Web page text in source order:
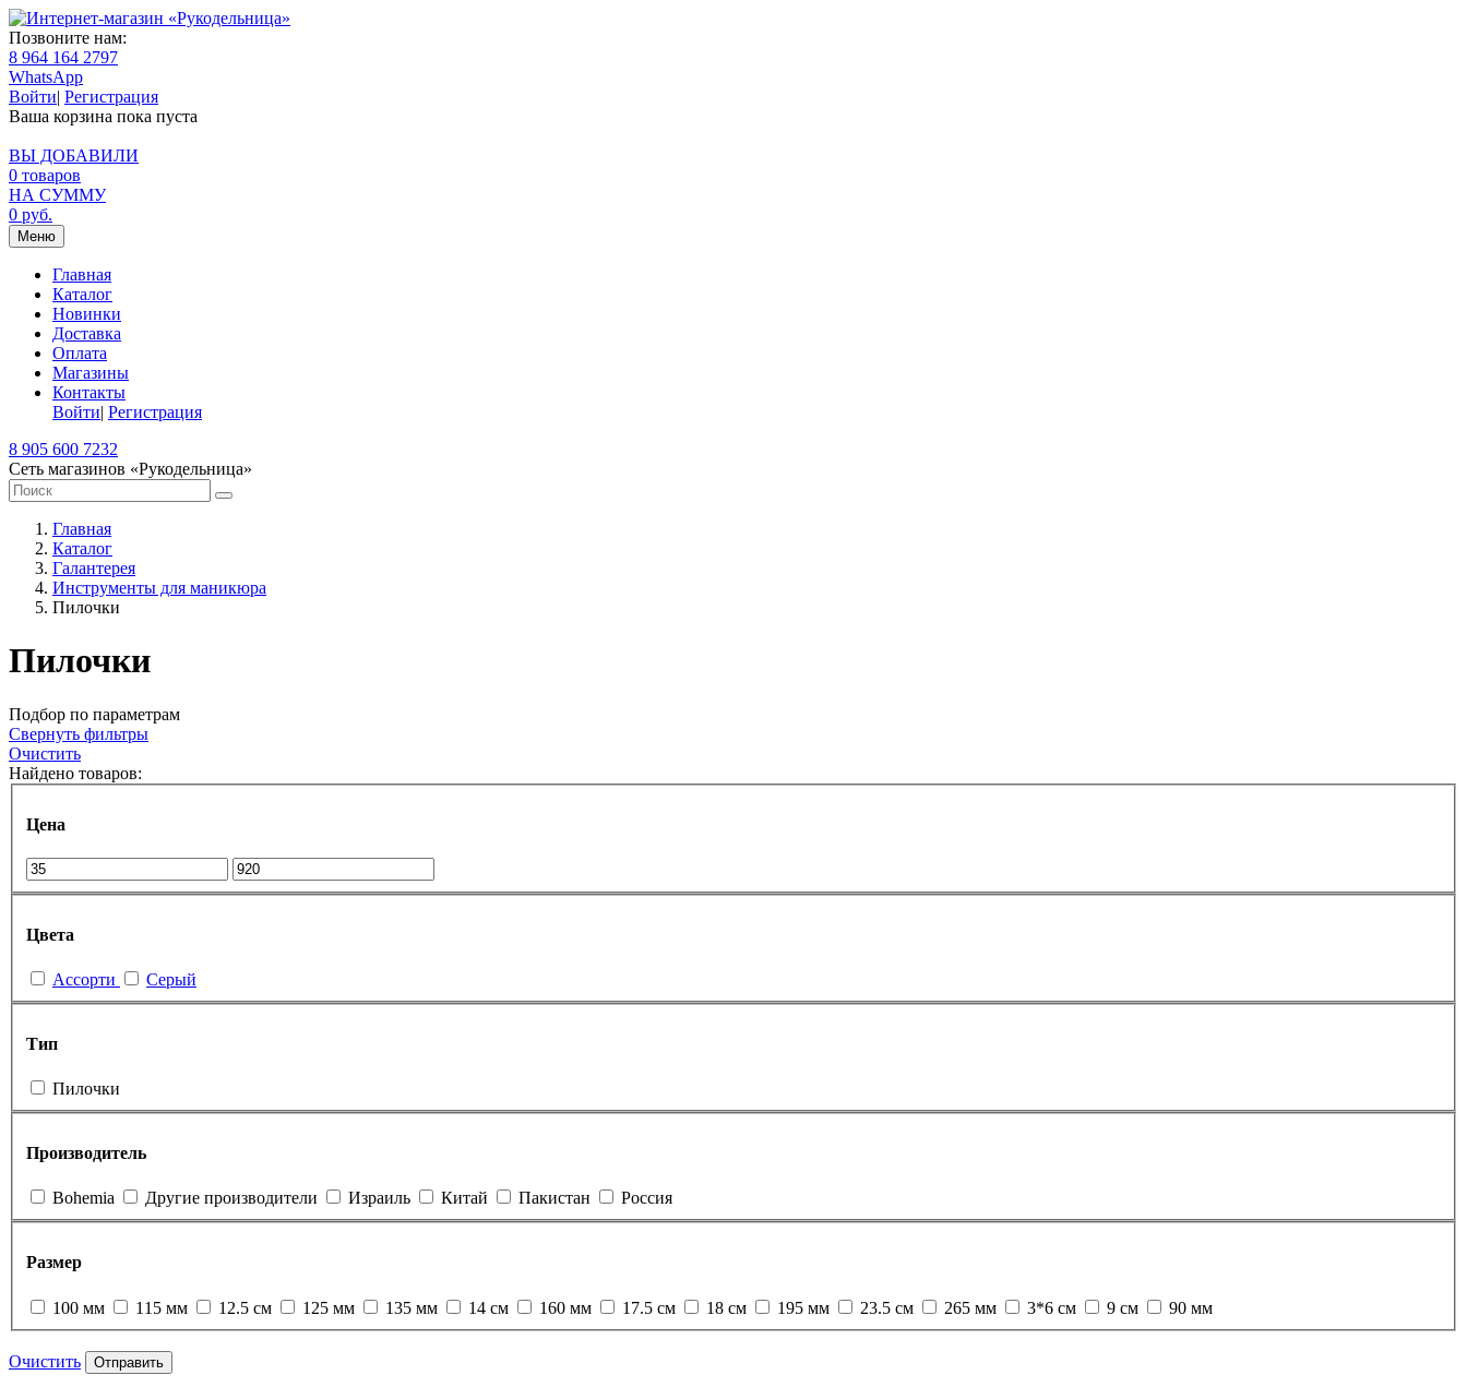
Позвоните нам:
8 964 164 2797
WhatsApp
Войти| Регистрация
Ваша корзина пока пуста
ВЫ ДОБАВИЛИ
0 товаров
НА СУММУ
0 руб.
Меню
Главная
Каталог
Новинки
Доставка
Оплата
Магазины
Контакты
Войти| Регистрация
8 905 600 7232
Сеть магазинов «Рукодельница»
Главная
Каталог
Галантерея
Инструменты для маникюра
Пилочки
Пилочки
Подбор по параметрам
Свернуть фильтры
Очистить
Найдено товаров:
Цена
Цвета
Ассорти Серый
Тип
Пилочки
Производитель
Bohemia Другие производители Израиль Китай Пакистан Россия
Размер
100 мм 115 мм 12.5 см 125 мм 135 мм 14 см 160 мм 17.5 см 18 см 195 мм 23.5 см 265 мм 3*6 см 9 см 90 мм
Очистить Отправить